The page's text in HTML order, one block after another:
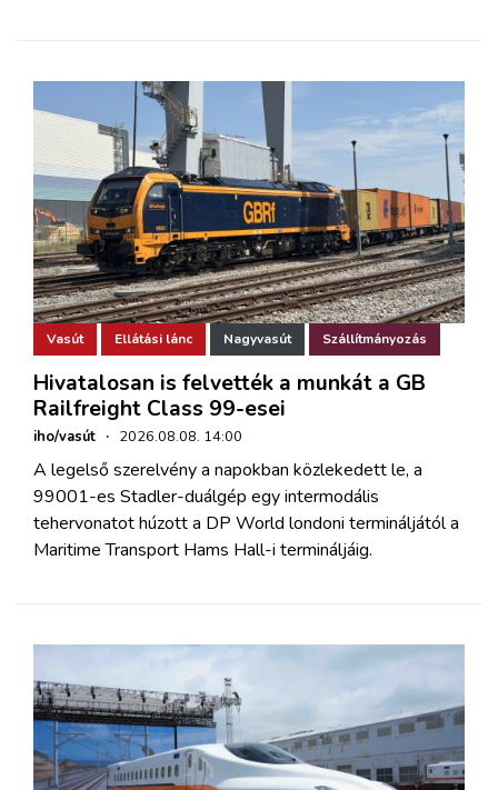
Vasút Ellátási lánc Nagyvasút Szállítmányozás
Hivatalosan is felvették a munkát a GB
Railfreight Class 99-esei
iho/vasút · 2026.08.08. 14:00
A legelső szerelvény a napokban közlekedett le, a
99001-es Stadler-duálgép egy intermodális
tehervonatot húzott a DP World londoni termináljától a
Maritime Transport Hams Hall-i termináljáig.